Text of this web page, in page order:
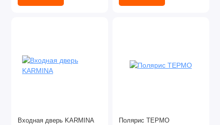
Входная дверь KARMINA Полярис ТЕРМО